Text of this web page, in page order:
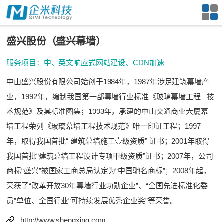
盛兴股份（盛兴幕墙）
服务项目：中、英文响应式网站建设、CDN加速
中山盛兴股份有限公司始创于1984年，1987年涉足建筑幕墙产
业，1992年，编制我国第一部幕墙行业标准《玻璃幕墙工程 技
术规范》及其标准图集；1993年，承建的中山交通商业大厦幕
墙工程荣列《玻璃幕墙工程技术规范》唯一印证工程；1997
年，取得我国首批“ 建筑幕墙施工壹级资质” 证书；2001年取得
我国首批“建筑幕墙工程设计专项甲级资质”证书；2007年，公司
商标“盛兴”被国家工商总局认定为“中国驰名商标”；2008年起，
荣获了“改革开放30年幕墙行业功勋企业”、“全国先进标准化委
员”单位、全国行业“可持续发展优秀企业奖”等荣誉。
http://www.shengxing.com